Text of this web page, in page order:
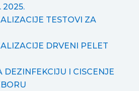
2025.
TESTOVI ZA
DRVENI PELET
DEZINFEKCIJU I CISCENJE